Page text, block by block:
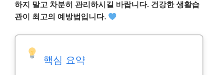
하지 말고 차분히 관리하시길 바랍니다. 건강한 생활습
관이 최고의 예방법입니다.
핵심 요약